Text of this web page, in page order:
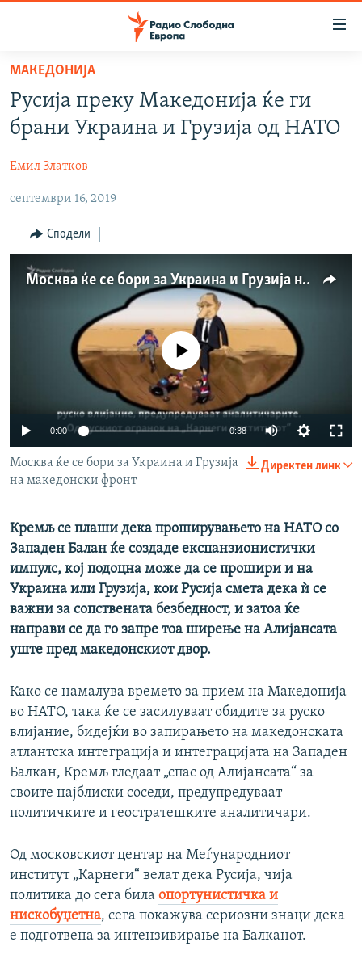
Оди
содржината
Оди
главната
Премини
СВЕТ
ВИЗУЕЛНО
ВЕСТИ
ШТО ТРЕБА ДА ЗНАЕТЕ
ПРИЈАВИ СЕ ЗА ЊУЗЛЕТЕР
РСЕ веб страници
МАКЕДОНИЈА
Русија преку Македонија ќе ги
брани Украина и Грузија од НАТО
Емил Златков
септември 16, 2019
Сподели
Москва ќе се бори за Украина и Грузија на македонски фронт
No media source currently available
0:00 0:38
Директен линк
Москва ќе се бори за Украина и Грузија
на македонски фронт
Кремљ се плаши дека проширувањето на НАТО со
Западен Балан ќе создаде експанзионистички
импулс, кој подоцна може да се прошири и на
Украина или Грузија, кои Русија смета дека ѝ се
важни за сопствената безбедност, и затоа ќе
направи се да го запре тоа ширење на Алијансата
уште пред македонскиот двор.
Како се намалува времето за прием на Македонија
во НАТО, така ќе се засилуваат обидите за руско
влијание, бидејќи во запирањето на македонската
атлантска интеграција и интеграцијата на Западен
Балкан, Кремљ гледаат „спас од Алијансата“ за
своите најблиски соседи, предупредуваат
политичките и геостратешките аналитичари.
Од московскиот центар на Меѓународниот
институт „Карнеги“ велат дека Русија, чија
политика до сега била опортунистичка и
нискобуџетна, сега покажува сериозни знаци дека
е подготвена за интензивирање на Балканот.